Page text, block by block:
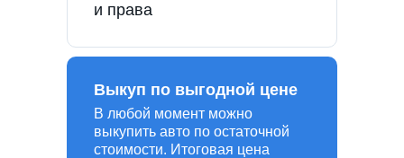
и права
В любой момент можно
выкупить авто по остаточной
стоимости. Итоговая цена
Выкуп по выгодной цене